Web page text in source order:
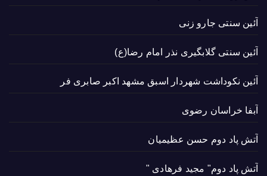
آئین سنتی جارو زنی
آئین سنتی گلابگیری نذر امام رضا(ع)
آئین نکوداشت شهردار اسبق مشهد اکبر صابری فر
آبفا خراسان رضوی
آتش پاد دوم حسن عظیمیان
آتش پاد دوم" مجید فرهادی "